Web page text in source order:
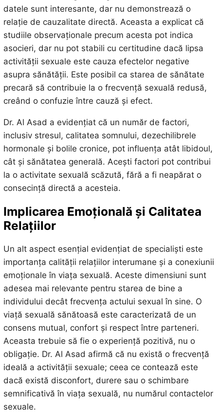
datele sunt interesante, dar nu demonstrează o
relație de cauzalitate directă. Aceasta a explicat că
studiile observaționale precum acesta pot indica
asocieri, dar nu pot stabili cu certitudine dacă lipsa
activității sexuale este cauza efectelor negative
asupra sănătății. Este posibil ca starea de sănătate
precară să contribuie la o frecvență sexuală redusă,
creând o confuzie între cauză și efect.
Dr. Al Asad a evidențiat că un număr de factori,
inclusiv stresul, calitatea somnului, dezechilibrele
hormonale și bolile cronice, pot influența atât libidoul,
cât și sănătatea generală. Acești factori pot contribui
la o activitate sexuală scăzută, fără a fi neapărat o
consecință directă a acesteia.
Implicarea Emoțională și Calitatea
Relațiilor
Un alt aspect esențial evidențiat de specialiști este
importanța calității relațiilor interumane și a conexiunii
emoționale în viața sexuală. Aceste dimensiuni sunt
adesea mai relevante pentru starea de bine a
individului decât frecvența actului sexual în sine. O
viață sexuală sănătoasă este caracterizată de un
consens mutual, confort și respect între parteneri.
Aceasta trebuie să fie o experiență pozitivă, nu o
obligație. Dr. Al Asad afirmă că nu există o frecvență
ideală a activității sexuale; ceea ce contează este
dacă există disconfort, durere sau o schimbare
semnificativă în viața sexuală, nu numărul contactelor
sexuale.